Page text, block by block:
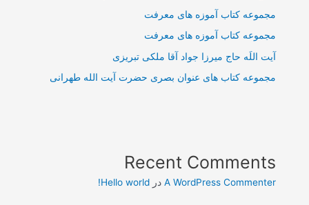
مجموعه کتاب آموزه های معرفت
مجموعه کتاب آموزه های معرفت
آیت اللَه حاج میرزا جواد آقا ملکی تبریزی
مجموعه کتاب های عنوان بصری حضرت آیت الله طهرانی
Recent Comments
A WordPress Commenter درHello world!